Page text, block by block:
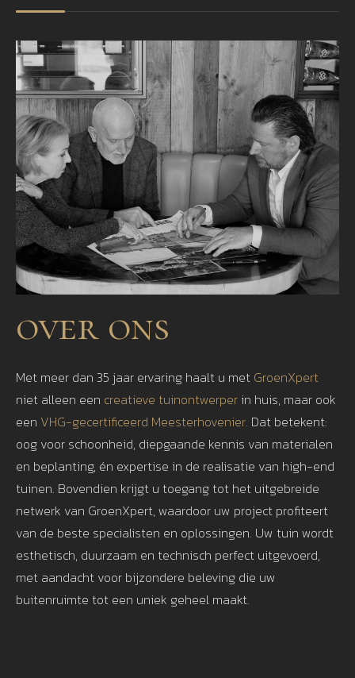
over ons
Met meer dan 35 jaar ervaring haalt u met GroenXpert
niet alleen een creatieve tuinontwerper in huis, maar ook
een VHG-gecertificeerd Meesterhovenier. Dat betekent:
oog voor schoonheid, diepgaande kennis van materialen
en beplanting, én expertise in de realisatie van high-end
tuinen. Bovendien krijgt u toegang tot het uitgebreide
netwerk van GroenXpert, waardoor uw project profiteert
van de beste specialisten en oplossingen. Uw tuin wordt
esthetisch, duurzaam en technisch perfect uitgevoerd,
met aandacht voor bijzondere beleving die uw
buitenruimte tot een uniek geheel maakt.